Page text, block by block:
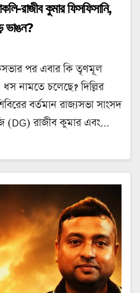
রাজীব কুমার ফিসফিসানি,
ভাঙন?
পর এবার কি তৃণমূল
ধস নামতে চলেছে? দিল্লির
বর্তমান রাজ্যসভা সাংসদ
(DG) রাজীব কুমার এবং…